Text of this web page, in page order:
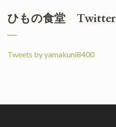
ひもの食堂 Twitter
Tweets by yamakuni8400